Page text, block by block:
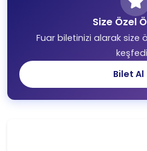
Size Özel
Fuar biletinizi alarak size
Bilet Al